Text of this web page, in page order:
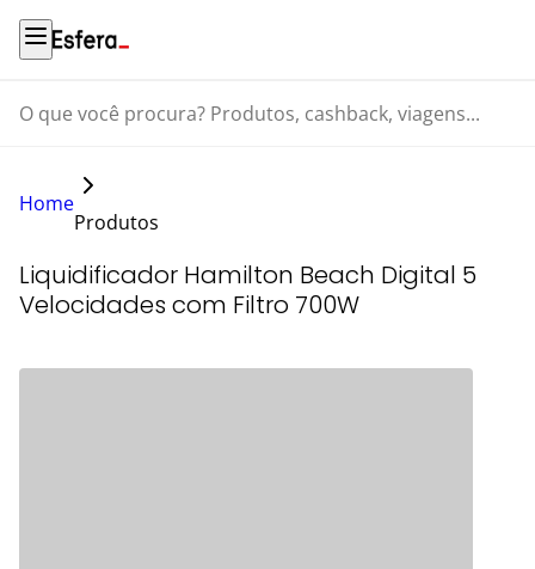
O que você procura? Produtos, cashback, viagens...
Home
Produtos
Liquidificador Hamilton Beach Digital 5
Velocidades com Filtro 700W